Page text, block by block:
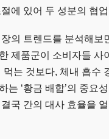
에 있어 두 성분의 협
의 트렌드를 분석해
제품군이 소비자들 사
먹는 것보다, 체내 흡수
는 ‘황금 배합’의 중요
국 간의 대사 효율을